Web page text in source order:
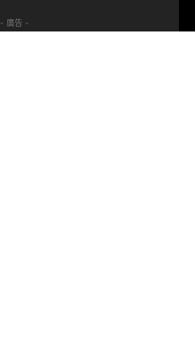
- 廣告 -